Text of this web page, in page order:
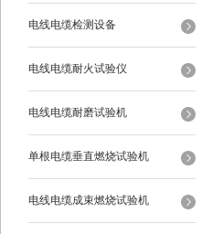
电线电缆检测设备
电线电缆耐火试验仪
电线电缆耐磨试验机
单根电缆垂直燃烧试验机
电线电缆成束燃烧试验机